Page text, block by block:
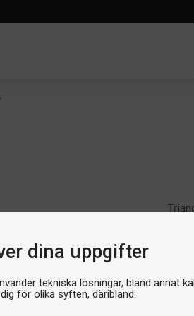
dina uppgifter
tekniska lösningar, bland annat
för olika syften, däribland:
179